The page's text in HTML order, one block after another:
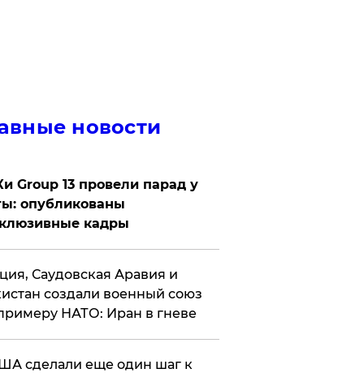
новости
Group 13 провели парад у
опубликованы
кадры
Саудовская Аравия и
создали военный союз
НАТО: Иран в гневе
сделали еще один шаг к